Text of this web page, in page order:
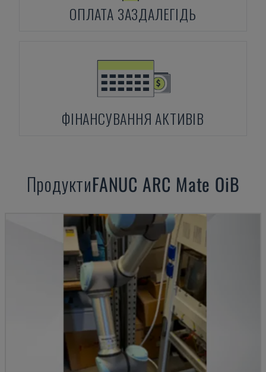
ОПЛАТА ЗАЗДАЛЕГІДЬ
ФІНАНСУВАННЯ АКТИВІВ
ПродуктиFANUC ARC Mate OiB